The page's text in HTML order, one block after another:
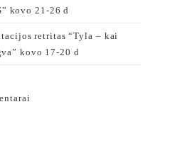
kovo 21-26 d
retritas “Tyla – kai
kovo 17-20 d